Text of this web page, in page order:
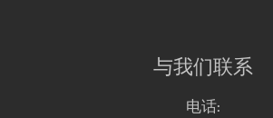
与我们联系
电话: